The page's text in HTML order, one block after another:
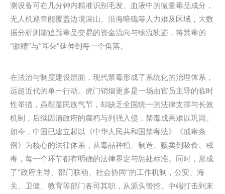
测设备可在几分钟内精准识别毛发、血液中的微量毒品成分，
无人机巡查能覆盖边境深山、沿海暗礁等人力难及区域，大数
据分析则能追踪毒品交易的资金流向与物流轨迹，将禁毒的
“眼睛”与“耳朵”延伸到每一个角落。
在法治与制度建设层面，现代禁毒形成了系统化的治理体系，
远超近代的单一行动。虎门销烟更多是一场由官员主导的临时
性举措，虽彰显民族气节，却缺乏全国统一的法律支撑与长效
机制，后续因清政府的腐朽与列强入侵，禁毒成果难以巩固。
如今，中国已建立起以《中华人民共和国禁毒法》《戒毒条
例》为核心的法律体系，从毒品种植、制造、贩卖到吸食、戒
毒，每一个环节都有明确的法律界定与惩处标准。同时，形成
了“政府主导、部门联动、社会协同”的工作机制，公安、海
关、卫健、教育等部门各司其职，从源头管控、中端打击到末